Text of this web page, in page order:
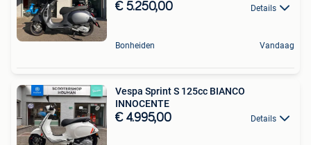
€ 5.250,00 Details
Bonheiden Vandaag
Vespa Sprint S 125cc BIANCO
INNOCENTE
€ 4.995,00 Details